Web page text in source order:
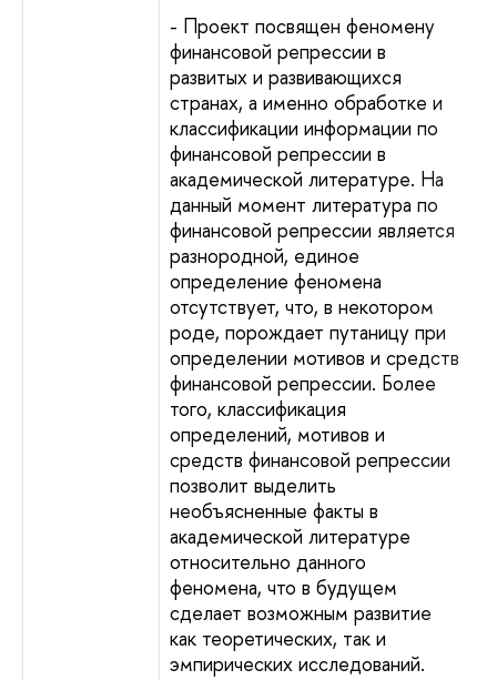
- Проект посвящен феномену
финансовой репрессии в
развитых и развивающихся
странах, а именно обработке и
классификации информации по
финансовой репрессии в
академической литературе. На
данный момент литература по
финансовой репрессии является
разнородной, единое
определение феномена
отсутствует, что, в некотором
роде, порождает путаницу при
определении мотивов и средств
финансовой репрессии. Более
того, классификация
определений, мотивов и
средств финансовой репрессии
позволит выделить
необъясненные факты в
академической литературе
относительно данного
феномена, что в будущем
сделает возможным развитие
как теоретических, так и
эмпирических исследований.